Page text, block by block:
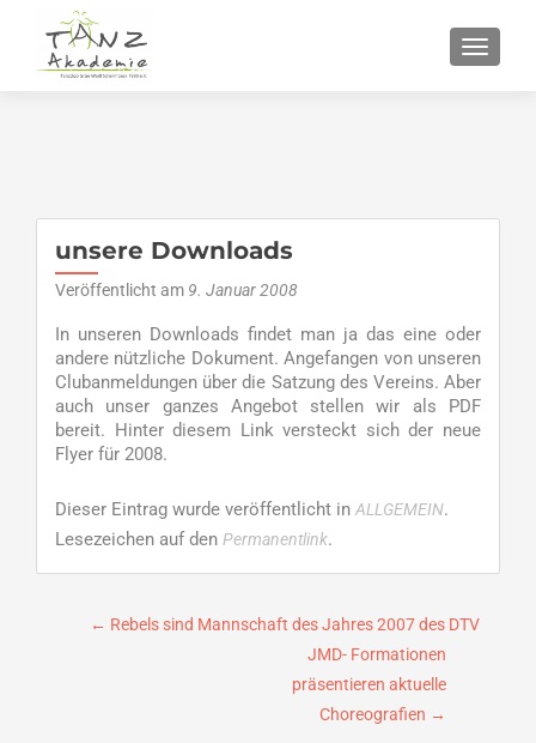
unsere Downloads
Veröffentlicht am 9. Januar 2008
In unseren Downloads findet man ja das eine oder
andere nützliche Dokument. Angefangen von unseren
Clubanmeldungen über die Satzung des Vereins. Aber
auch unser ganzes Angebot stellen wir als PDF
bereit. Hinter diesem Link versteckt sich der neue
Flyer für 2008.
Dieser Eintrag wurde veröffentlicht in ALLGEMEIN.
Lesezeichen auf den Permanentlink.
Beitragsnavigation
← Rebels sind Mannschaft des Jahres 2007 des DTV
JMD- Formationen
präsentieren aktuelle
Choreografien →